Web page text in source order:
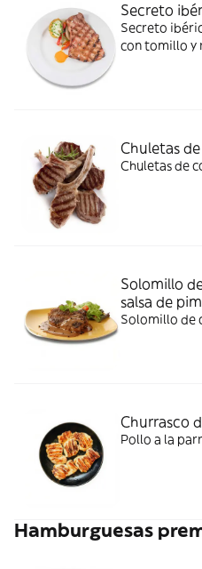
Secreto
Secreto
con tomillo y
Chuletas
Chuletas de
Solomillo
salsa de
Solomillo de
Churrasco
Pollo a la
Hamburguesas